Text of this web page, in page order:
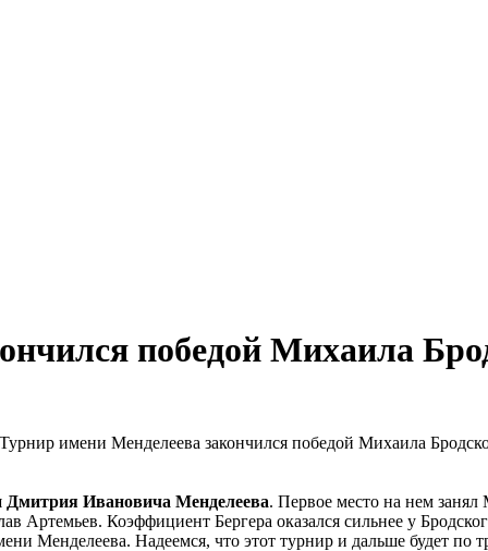
победой Михаила
Дмитрия Ивановича Менделеева. Первое место на нем
Артемьев. Коэффициент Бергера оказался сильнее у
Менделеева. Надеемся, что этот турнир и дальше будет